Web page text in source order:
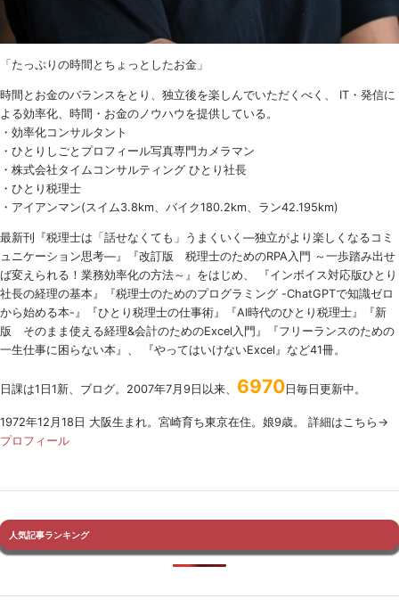
「たっぷりの時間とちょっとしたお金」
時間とお金のバランスをとり、独立後を楽しんでいただくべく、 IT・発信に
よる効率化、時間・お金のノウハウを提供している。
・効率化コンサルタント
・ひとりしごとプロフィール写真専門カメラマン
・株式会社タイムコンサルティング ひとり社長
・ひとり税理士
・アイアンマン(スイム3.8km、バイク180.2km、ラン42.195km)
最新刊『税理士は「話せなくても」うまくいく ―独立がより楽しくなるコミ
ュニケーション思考―』『改訂版 税理士のためのRPA 入門 ～一歩踏み出せ
ば変えられる！業務効率化の方法～』をはじめ、 『インボイス対応版ひとり
社長の経理の基本』『税理士のためのプログラミング -ChatGPTで知識ゼロ
から始める本-』『ひとり税理士の仕事術』『AI時代のひとり税理士』『新
版 そのまま使える経理&会計のためのExcel入門』『フリーランスのための
一生仕事に困らない本』、 『やってはいけないExcel』など41冊。
日課は1日1新、ブログ。2007年7月9日以来、 6970日毎日更新中。
1972年12月18日 大阪生まれ。宮崎育ち東京在住。娘9歳。 詳細はこちら→
プロフィール
人気記事ランキング